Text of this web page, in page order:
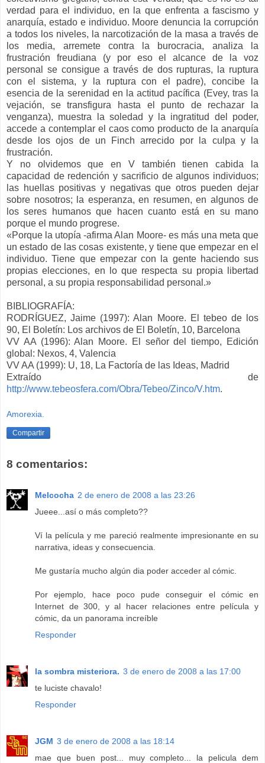
verdad para el individuo, en la que enfrenta a fascismo y
anarquía, estado e individuo. Moore denuncia la corrupción
a todos los niveles, la narcotización de la masa a través de
los media, arremete contra la burocracia, analiza la
frustración freudiana (y por eso el alcance de la voz
personal se consigue a través de dos rupturas, la ruptura
con el sistema, y la ruptura con el padre), concibe la
esencia de la serenidad en la actitud pacífica (Evey, tras la
vejación, se transfigura hasta el punto de rechazar la
venganza), muestra la soledad y la ingratitud del poder,
accede a contemplar el caos como producto de la anarquía
desde los ojos de un Finch arrecido por la culpa y la
frustración.
Y no olvidemos que en V también tienen cabida la
capacidad de redención y sacrificio de algunos individuos;
las huellas positivas y negativas que otros pueden dejar
sobre nosotros; la esperanza, en resumen, en algunos de
los seres humanos que hacen cuanto está en su mano
porque el mundo progrese.
«Porque la utopía -afirma Alan Moore- es más una meta que
un estado de las cosas existente, y tiene que empezar en el
individuo. Tiene que empezar con la gente haciendo sus
propias elecciones, en lo que respecta su propia libertad
personal, a su propia responsabilidad personal.»
BIBLIOGRAFÍA:
RODRÍGUEZ, Jaime (1997): Alan Moore. El tebeo de los
90, El Boletín: Los archivos de El Boletín, 10, Barcelona
VV AA (1996): Alan Moore. El señor del tiempo, Edición
global: Nexos, 4, Valencia
VV AA (1999): U, 18, La Factoría de las Ideas, Madrid
Extraído de
http://www.tebeosfera.com/Obra/Tebeo/Zinco/V.htm.
Amorexia.
Compartir
8 comentarios:
Melcocha 2 de enero de 2008 a las 23:26
Jueee...así o más completo??
Ví la película y me pareció realmente impresionante en su
narrativa, ideas y consecuencia.
Me gustaría mucho algún dia poder acceder al cómic.
Por ejemplo, hace poco pude conseguir el cómic en
Internet de 300, y al hacer relaciones entre película y
cómic, da un panorama increíble
Responder
la sombra misteriora. 3 de enero de 2008 a las 17:00
te luciste chavalo!
Responder
JGM 3 de enero de 2008 a las 18:14
mae que buen post... muy completo... la pelicula dem